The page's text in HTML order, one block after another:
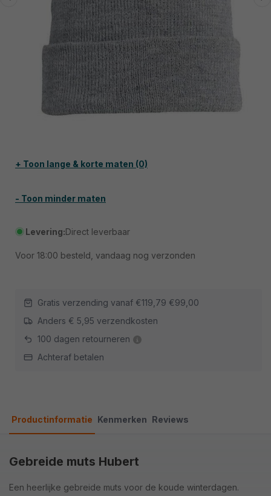
+ Toon lange & korte maten (0)
- Toon minder maten
Levering:Direct leverbaar
Voor 18:00 besteld, vandaag nog verzonden
Gratis verzending vanaf €119,79 €99,00
Anders € 5,95 verzendkosten
100 dagen retourneren
Achteraf betalen
Productinformatie Kenmerken Reviews
Gebreide muts Hubert
Een heerlijke gebreide muts voor de koude winterdagen.